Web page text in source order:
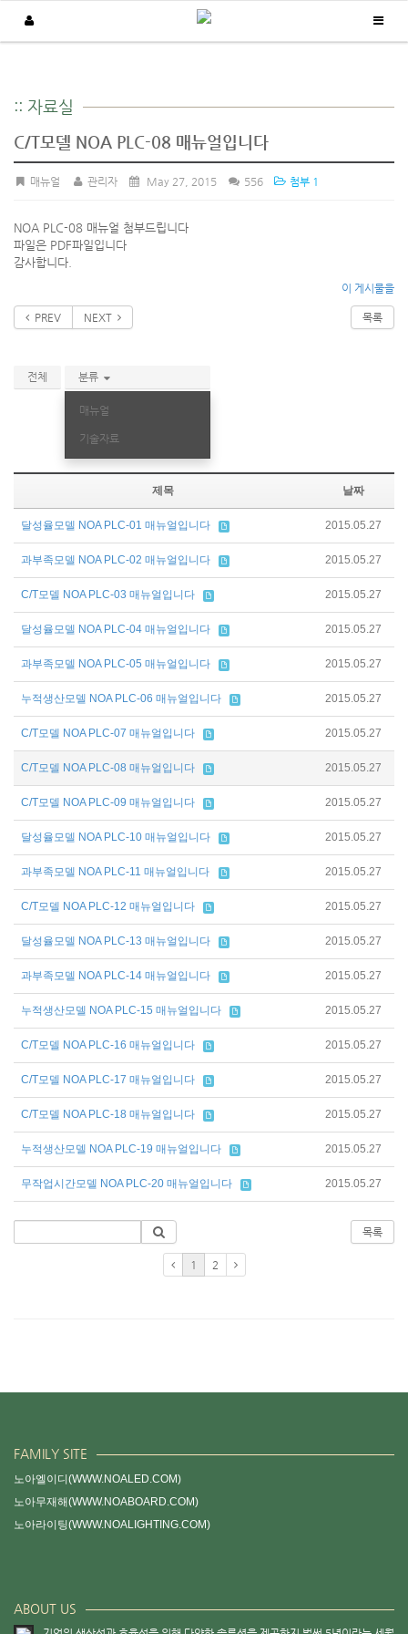
:: 자료실
C/T모델 NOA PLC-08 매뉴얼입니다
매뉴얼 관리자 May 27, 2015 556 첨부 1
NOA PLC-08 매뉴얼 첨부드립니다
파일은 PDF파일입니다
감사합니다.
이 게시물을
PREV NEXT 목록
전체 분류
매뉴얼
기술자료
제목 날짜
달성율모델 NOA PLC-01 매뉴얼입니다 2015.05.27
과부족모델 NOA PLC-02 매뉴얼입니다 2015.05.27
C/T모델 NOA PLC-03 매뉴얼입니다 2015.05.27
달성율모델 NOA PLC-04 매뉴얼입니다 2015.05.27
과부족모델 NOA PLC-05 매뉴얼입니다 2015.05.27
누적생산모델 NOA PLC-06 매뉴얼입니다 2015.05.27
C/T모델 NOA PLC-07 매뉴얼입니다 2015.05.27
C/T모델 NOA PLC-08 매뉴얼입니다 2015.05.27
C/T모델 NOA PLC-09 매뉴얼입니다 2015.05.27
달성율모델 NOA PLC-10 매뉴얼입니다 2015.05.27
과부족모델 NOA PLC-11 매뉴얼입니다 2015.05.27
C/T모델 NOA PLC-12 매뉴얼입니다 2015.05.27
달성율모델 NOA PLC-13 매뉴얼입니다 2015.05.27
과부족모델 NOA PLC-14 매뉴얼입니다 2015.05.27
누적생산모델 NOA PLC-15 매뉴얼입니다 2015.05.27
C/T모델 NOA PLC-16 매뉴얼입니다 2015.05.27
C/T모델 NOA PLC-17 매뉴얼입니다 2015.05.27
C/T모델 NOA PLC-18 매뉴얼입니다 2015.05.27
누적생산모델 NOA PLC-19 매뉴얼입니다 2015.05.27
무작업시간모델 NOA PLC-20 매뉴얼입니다 2015.05.27
목록
1 2
FAMILY SITE
노아엘이디(WWW.NOALED.COM)
노아무재해(WWW.NOABOARD.COM)
노아라이팅(WWW.NOALIGHTING.COM)
ABOUT US